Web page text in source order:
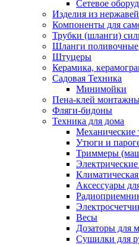
Сетевое
Изделия из
Компоненты для
Трубки (шланги)
Шланги поливочные
Штуцеры
Керамика,
Садовая Техника
Минимойки
Пена-клей
Фляги-бидоны
Техника для дома
Механические
Утюги и
Триммеры
Аксессуары
Весы
Дозаторы для
Сушилки для